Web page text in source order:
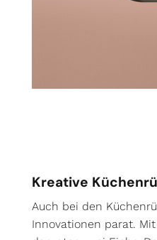
Kreative
Auch bei den
Innovationen parat.